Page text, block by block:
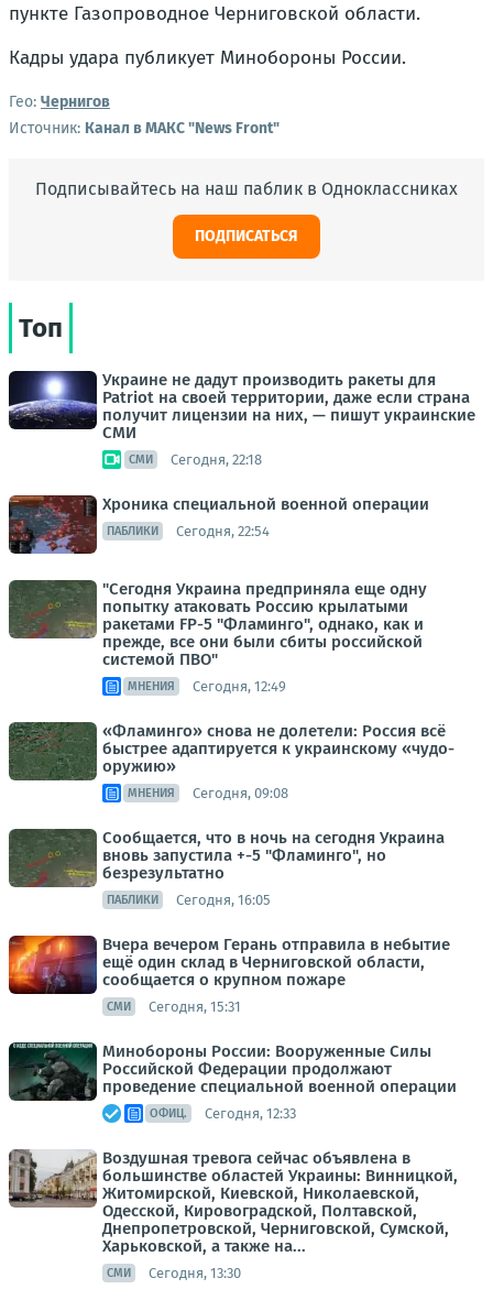
пункте Газопроводное Черниговской области.
Кадры удара публикует Минобороны России.
Гео: Чернигов
Источник: Канал в МАКС "News Front"
Подписывайтесь на наш паблик в Одноклассниках
ПОДПИСАТЬСЯ
Топ
Украине не дадут производить ракеты для
Patriot на своей территории, даже если страна
получит лицензии на них, — пишут украинские
СМИ
СМИ Сегодня, 22:18
Хроника специальной военной операции
ПАБЛИКИ Сегодня, 22:54
"Сегодня Украина предприняла еще одну
попытку атаковать Россию крылатыми
ракетами FP-5 "Фламинго", однако, как и
прежде, все они были сбиты российской
системой ПВО"
МНЕНИЯ Сегодня, 12:49
«Фламинго» снова не долетели: Россия всё
быстрее адаптируется к украинскому «чудо-
оружию»
МНЕНИЯ Сегодня, 09:08
Сообщается, что в ночь на сегодня Украина
вновь запустила +-5 "Фламинго", но
безрезультатно
ПАБЛИКИ Сегодня, 16:05
Вчера вечером Герань отправила в небытие
ещё один склад в Черниговской области,
сообщается о крупном пожаре
СМИ Сегодня, 15:31
Минобороны России: Вооруженные Силы
Российской Федерации продолжают
проведение специальной военной операции
ОФИЦ. Сегодня, 12:33
Воздушная тревога сейчас объявлена в
большинстве областей Украины: Винницкой,
Житомирской, Киевской, Николаевской,
Одесской, Кировоградской, Полтавской,
Днепропетровской, Черниговской, Сумской,
Харьковской, а также на...
СМИ Сегодня, 13:30